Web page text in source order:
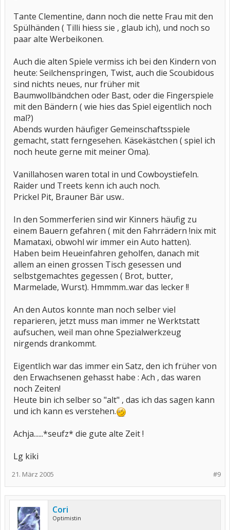
Tante Clementine, dann noch die nette Frau mit den
Spülhänden ( Tilli hiess sie , glaub ich), und noch so
paar alte Werbeikonen.
Auch die alten Spiele vermiss ich bei den Kindern von
heute: Seilchenspringen, Twist, auch die Scoubidous
sind nichts neues, nur früher mit
Baumwollbändchen oder Bast, oder die Fingerspiele
mit den Bändern ( wie hies das Spiel eigentlich noch
mal?)
Abends wurden häufiger Gemeinschaftsspiele
gemacht, statt ferngesehen. Käsekästchen ( spiel ich
noch heute gerne mit meiner Oma).
Vanillahosen waren total in und Cowboystiefeln.
Raider und Treets kenn ich auch noch.
Prickel Pit, Brauner Bär usw..
In den Sommerferien sind wir Kinners häufig zu
einem Bauern gefahren ( mit den Fahrrädern !nix mit
Mamataxi, obwohl wir immer ein Auto hatten).
Haben beim Heueinfahren geholfen, danach mit
allem an einen grossen Tisch gesessen und
selbstgemachtes gegessen ( Brot, butter,
Marmelade, Wurst). Hmmmm..war das lecker !!
An den Autos konnte man noch selber viel
reparieren, jetzt muss man immer ne Werktstatt
aufsuchen, weil man ohne Spezialwerkzeug
nirgends drankommt.
Eigentlich war das immer ein Satz, den ich früher von
den Erwachsenen gehasst habe : Ach , das waren
noch Zeiten!
Heute bin ich selber so "alt" , das ich das sagen kann
und ich kann es verstehen.
Achja......*seufz* die gute alte Zeit !
Lg kiki
#9
21. März 2005
Cori
Optimistin